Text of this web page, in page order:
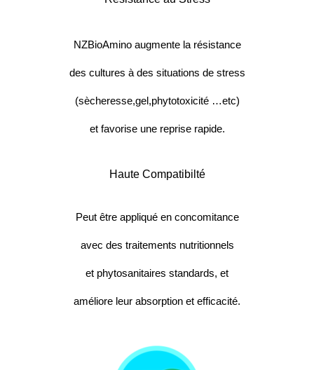
NZBioAmino augmente la résistance
des cultures à des situations de stress
(sècheresse,gel,phytotoxicité …etc)
et favorise une reprise rapide.
Haute Compatibilté
Peut être appliqué en concomitance
avec des traitements nutritionnels
et phytosanitaires standards, et
améliore leur absorption et efficacité.